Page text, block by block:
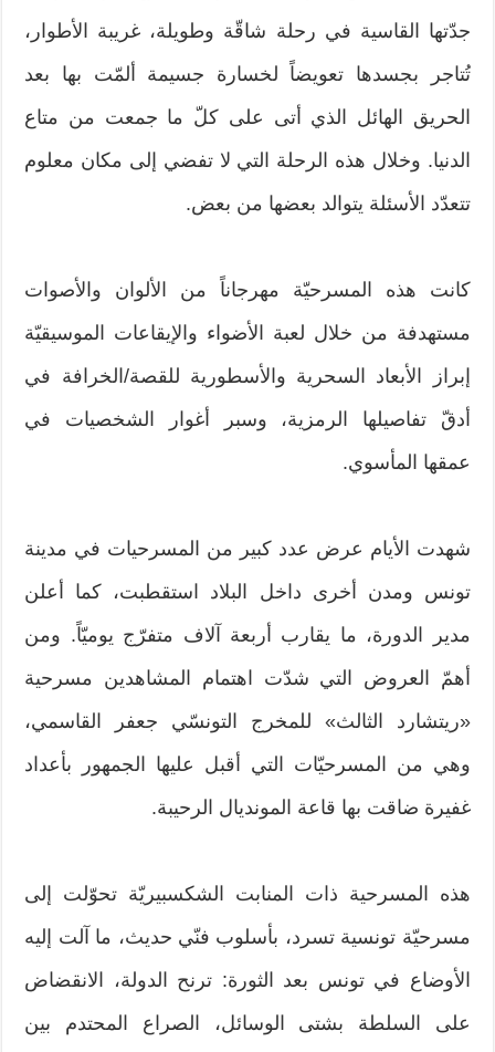
جدّتها القاسية في رحلة شاقّة وطويلة، غريبة الأطوار،
تُتاجر بجسدها تعويضاً لخسارة جسيمة ألمّت بها بعد
الحريق الهائل الذي أتى على كلّ ما جمعت من متاع
الدنيا. وخلال هذه الرحلة التي لا تفضي إلى مكان معلوم
تتعدّد الأسئلة يتوالد بعضها من بعض.
كانت هذه المسرحيّة مهرجاناً من الألوان والأصوات
مستهدفة من خلال لعبة الأضواء والإيقاعات الموسيقيّة
إبراز الأبعاد السحرية والأسطورية للقصة/الخرافة في
أدقّ تفاصيلها الرمزية، وسبر أغوار الشخصيات في
عمقها المأسوي.
شهدت الأيام عرض عدد كبير من المسرحيات في مدينة
تونس ومدن أخرى داخل البلاد استقطبت، كما أعلن
مدير الدورة، ما يقارب أربعة آلاف متفرّج يوميّاً. ومن
أهمّ العروض التي شدّت اهتمام المشاهدين مسرحية
«ريتشارد الثالث» للمخرج التونسّي جعفر القاسمي،
وهي من المسرحيّات التي أقبل عليها الجمهور بأعداد
غفيرة ضاقت بها قاعة المونديال الرحيبة.
هذه المسرحية ذات المنابت الشكسبيريّة تحوّلت إلى
مسرحيّة تونسية تسرد، بأسلوب فنّي حديث، ما آلت إليه
الأوضاع في تونس بعد الثورة: ترنح الدولة، الانقضاض
على السلطة بشتى الوسائل، الصراع المحتدم بين